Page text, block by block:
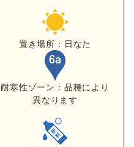
置き場所：日なた
耐寒性ゾーン：品種により
異なります